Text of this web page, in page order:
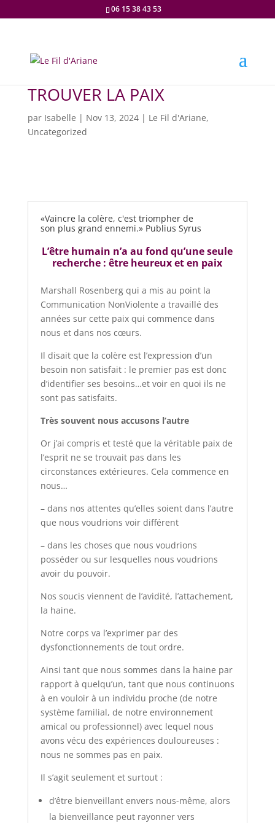
06 15 38 43 53
TROUVER LA PAIX
par Isabelle | Nov 13, 2024| Le Fil d'Ariane,
Uncategorized
«Vaincre la colère, c'est triompher de
son plus grand ennemi.» Publius Syrus
L’être humain n’a au fond qu’une seule
recherche : être heureux et en paix
Marshall Rosenberg qui a mis au point la
Communication NonViolente a travaillé des
années sur cette paix qui commence dans
nous et dans nos cœurs.
Il disait que la colère est l’expression d’un
besoin non satisfait : le premier pas est donc
d’identifier ses besoins…et voir en quoi ils ne
sont pas satisfaits.
Très souvent nous accusons l’autre
Or j’ai compris et testé que la véritable paix de
l’esprit ne se trouvait pas dans les
circonstances extérieures. Cela commence en
nous…
– dans nos attentes qu’elles soient dans l’autre
que nous voudrions voir différent
– dans les choses que nous voudrions
posséder ou sur lesquelles nous voudrions
avoir du pouvoir.
Nos soucis viennent de l’avidité, l’attachement,
la haine.
Notre corps va l’exprimer par des
dysfonctionnements de tout ordre.
Ainsi tant que nous sommes dans la haine par
rapport à quelqu’un, tant que nous continuons
à en vouloir à un individu proche (de notre
système familial, de notre environnement
amical ou professionnel) avec lequel nous
avons vécu des expériences douloureuses :
nous ne sommes pas en paix.
Il s’agit seulement et surtout :
d’être bienveillant envers nous-même, alors
la bienveillance peut rayonner vers